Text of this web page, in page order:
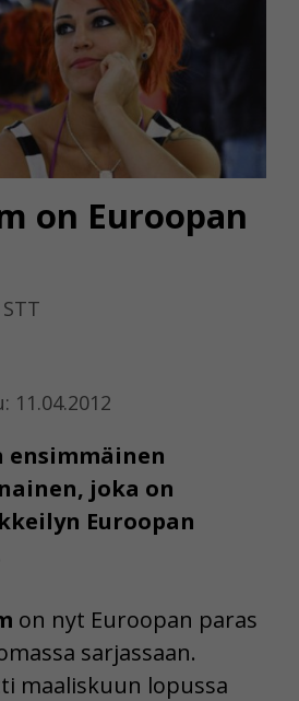
on Euroopan
11.04.2012
ensimmäinen
joka on
Euroopan
on nyt Euroopan paras
sarjassaan.
maaliskuun lopussa